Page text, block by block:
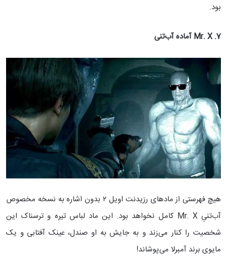
بود.
7. Mr. X آماده آب‌تنی
هیچ فهرستی از مادهای رزیدنت اویل ۲ بدون اشاره به نسخه مخصوص
آب‌تنیِ Mr. X کامل نخواهد بود. این ماد لباس تیره و ترسناک این
شخصیت را کنار می‌زند و به جایش به او صندل، عینک آفتابی و یک
مایوی برند آمبرلا می‌پوشاند!